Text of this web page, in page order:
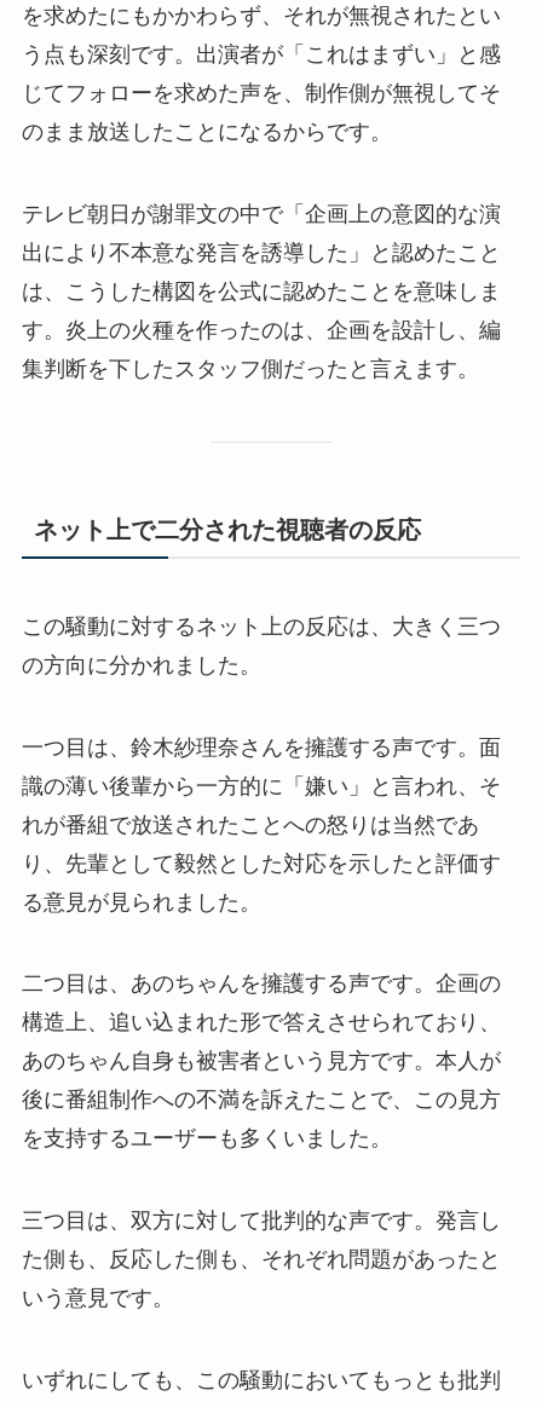
を求めたにもかかわらず、それが無視されたとい
う点も深刻です。出演者が「これはまずい」と感
じてフォローを求めた声を、制作側が無視してそ
のまま放送したことになるからです。
テレビ朝日が謝罪文の中で「企画上の意図的な演
出により不本意な発言を誘導した」と認めたこと
は、こうした構図を公式に認めたことを意味しま
す。炎上の火種を作ったのは、企画を設計し、編
集判断を下したスタッフ側だったと言えます。
ネット上で二分された視聴者の反応
この騒動に対するネット上の反応は、大きく三つ
の方向に分かれました。
一つ目は、鈴木紗理奈さんを擁護する声です。面
識の薄い後輩から一方的に「嫌い」と言われ、そ
れが番組で放送されたことへの怒りは当然であ
り、先輩として毅然とした対応を示したと評価す
る意見が見られました。
二つ目は、あのちゃんを擁護する声です。企画の
構造上、追い込まれた形で答えさせられており、
あのちゃん自身も被害者という見方です。本人が
後に番組制作への不満を訴えたことで、この見方
を支持するユーザーも多くいました。
三つ目は、双方に対して批判的な声です。発言し
た側も、反応した側も、それぞれ問題があったと
いう意見です。
いずれにしても、この騒動においてもっとも批判